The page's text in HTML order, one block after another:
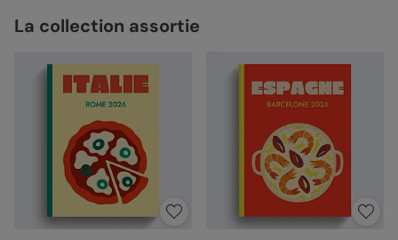
La collection assortie